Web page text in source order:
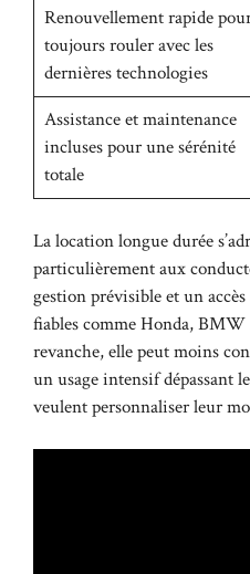
Renouvellement rapide
toujours rouler avec les
dernières technologies
Assistance et maintenance
incluses pour une sérénité
totale
La location longue durée
particulièrement aux
gestion prévisible et un
fiables comme Honda,
revanche, elle peut moins
un usage intensif dépassant
veulent personnaliser leur